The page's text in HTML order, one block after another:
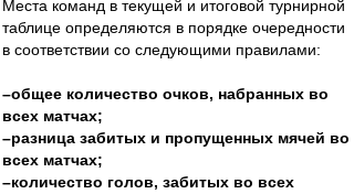
Места команд в текущей и итоговой турнирной
таблице определяются в порядке очередности
в соответствии со следующими правилами:
–общее количество очков, набранных во
всех матчах;
–разница забитых и пропущенных мячей во
всех матчах;
–количество голов, забитых во всех